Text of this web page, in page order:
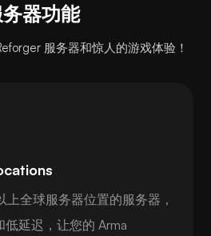
务器功能
服务器和惊人的游戏体验！
全球服务器位置的服务器，
延迟，让您的 Arma